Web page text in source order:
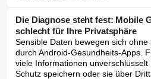
Die Diagnose steht fest: Mobile
schlecht für Ihre Privatsphäre
Sensible Daten bewegen sich
durch Android-Gesundheits-Apps.
viele Informationen
Schutz speichern oder sie über